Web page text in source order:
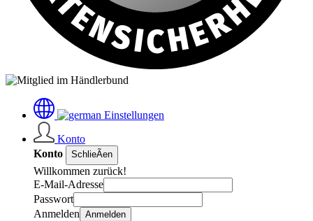
Einstellungen
Konto
Konto
SchlieÃen
Willkommen zurück!
E-Mail-Adresse
Passwort
Anmelden Anmelden